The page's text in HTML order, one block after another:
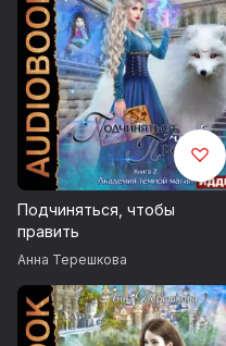
Подчиняться, чтобы
править
Анна Терешкова